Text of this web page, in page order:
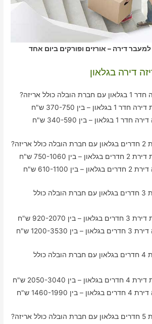
למעבר דירה – אורזים ופורקים ביום אחד
דירה בגלאון
כולל אריזה?
– בין 370-750 ש"ח
– בין 340-590 ש"ח
750-1060 ש"ח
610-1100 ש"ח
כמה עולה להוביל דירת 3 חדרים בגלאון עם חברת הובלה כולל
920-2070 ש"ח
3530 ש"ח
כמה עולה להוביל דירת 4 חדרים בגלאון עם חברת הובלה כולל
3040 ש"ח
1990 ש"ח